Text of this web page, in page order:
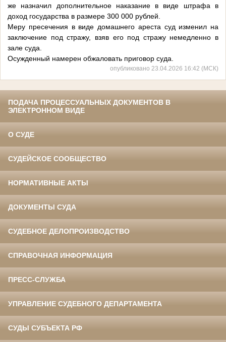
же назначил дополнительное наказание в виде штрафа в
доход государства в размере 300 000 рублей.
Меру пресечения в виде домашнего ареста суд изменил на
заключение под стражу, взяв его под стражу немедленно в
зале суда.
Осужденный намерен обжаловать приговор суда.
опубликовано 23.04.2026 16:42 (МСК)
ПОДАЧА ПРОЦЕССУАЛЬНЫХ ДОКУМЕНТОВ В
ЭЛЕКТРОННОМ ВИДЕ
О СУДЕ
СУДЕЙСКОЕ СООБЩЕСТВО
НОРМАТИВНЫЕ АКТЫ
ДОКУМЕНТЫ СУДА
СУДЕБНОЕ ДЕЛОПРОИЗВОДСТВО
СПРАВОЧНАЯ ИНФОРМАЦИЯ
ПРЕСС-СЛУЖБА
УПРАВЛЕНИЕ СУДЕБНОГО ДЕПАРТАМЕНТА
СУДЫ СУБЪЕКТА РФ